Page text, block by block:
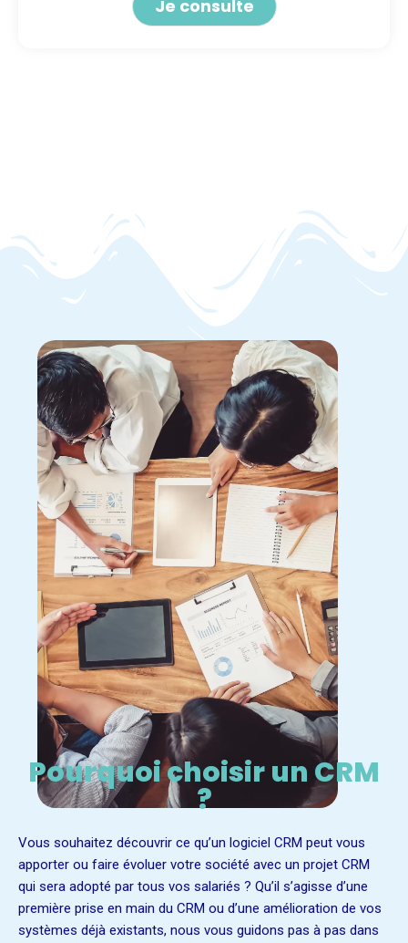
Pourquoi choisir un CRM
?
Vous souhaitez découvrir ce qu’un logiciel CRM peut vous
apporter ou faire évoluer votre société avec un projet CRM
qui sera adopté par tous vos salariés ? Qu’il s’agisse d’une
première prise en main du CRM ou d’une amélioration de vos
systèmes déjà existants, nous vous guidons pas à pas dans